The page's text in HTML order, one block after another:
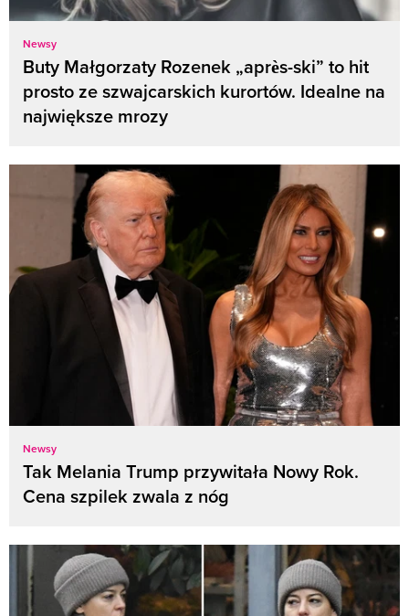
Newsy
Buty Małgorzaty Rozenek „après-ski” to hit
prosto ze szwajcarskich kurortów. Idealne na
największe mrozy
Newsy
Tak Melania Trump przywitała Nowy Rok.
Cena szpilek zwala z nóg